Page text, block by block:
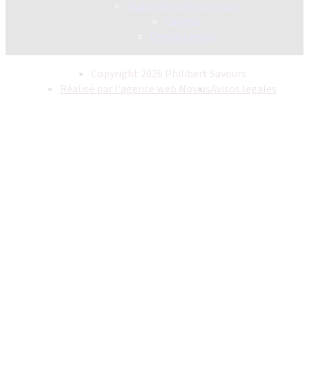
Copyright 2026 Philibert Savours
Réalisé par l'agence web NoviusAvisos legales